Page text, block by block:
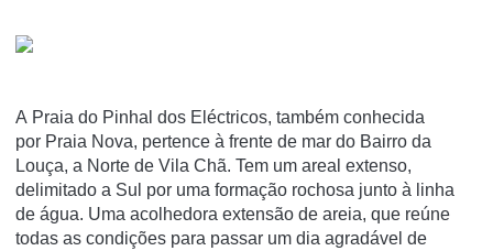
A Praia do Pinhal dos Eléctricos, também conhecida
por Praia Nova, pertence à frente de mar do Bairro da
Louça, a Norte de Vila Chã. Tem um areal extenso,
delimitado a Sul por uma formação rochosa junto à linha
de água. Uma acolhedora extensão de areia, que reúne
todas as condições para passar um dia agradável de